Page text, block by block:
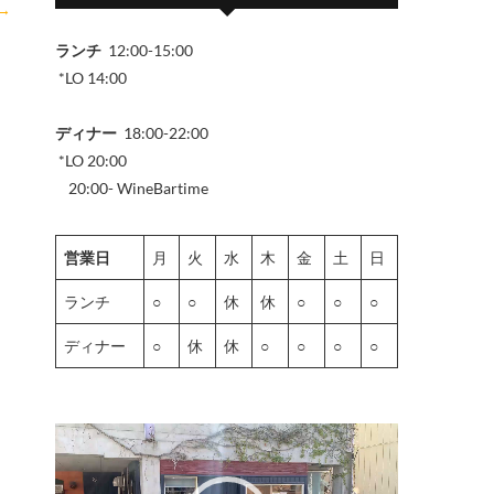
ランチ 12:00-15:00
*LO 14:00
ディナー 18:00-22:00
*LO 20:00
20:00- WineBartime
営業日 月 火 水 木 金 土 日
ランチ ○ ○ 休 休 ○ ○ ○
ディナー ○ 休 休 ○ ○ ○ ○
動
画